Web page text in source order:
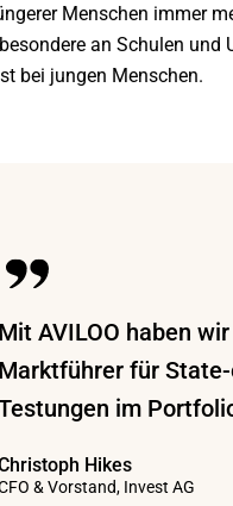
Menschen immer
an Schulen und
bei jungen Menschen.
Mit AVILOO haben
Marktführer für
im
Hikes
& Vorstand, Invest AG